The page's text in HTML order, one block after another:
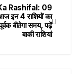
Rashifal: 09
इन 4 राशियों का
बीतेगा समय, पढ़ें
बाकी राशियां